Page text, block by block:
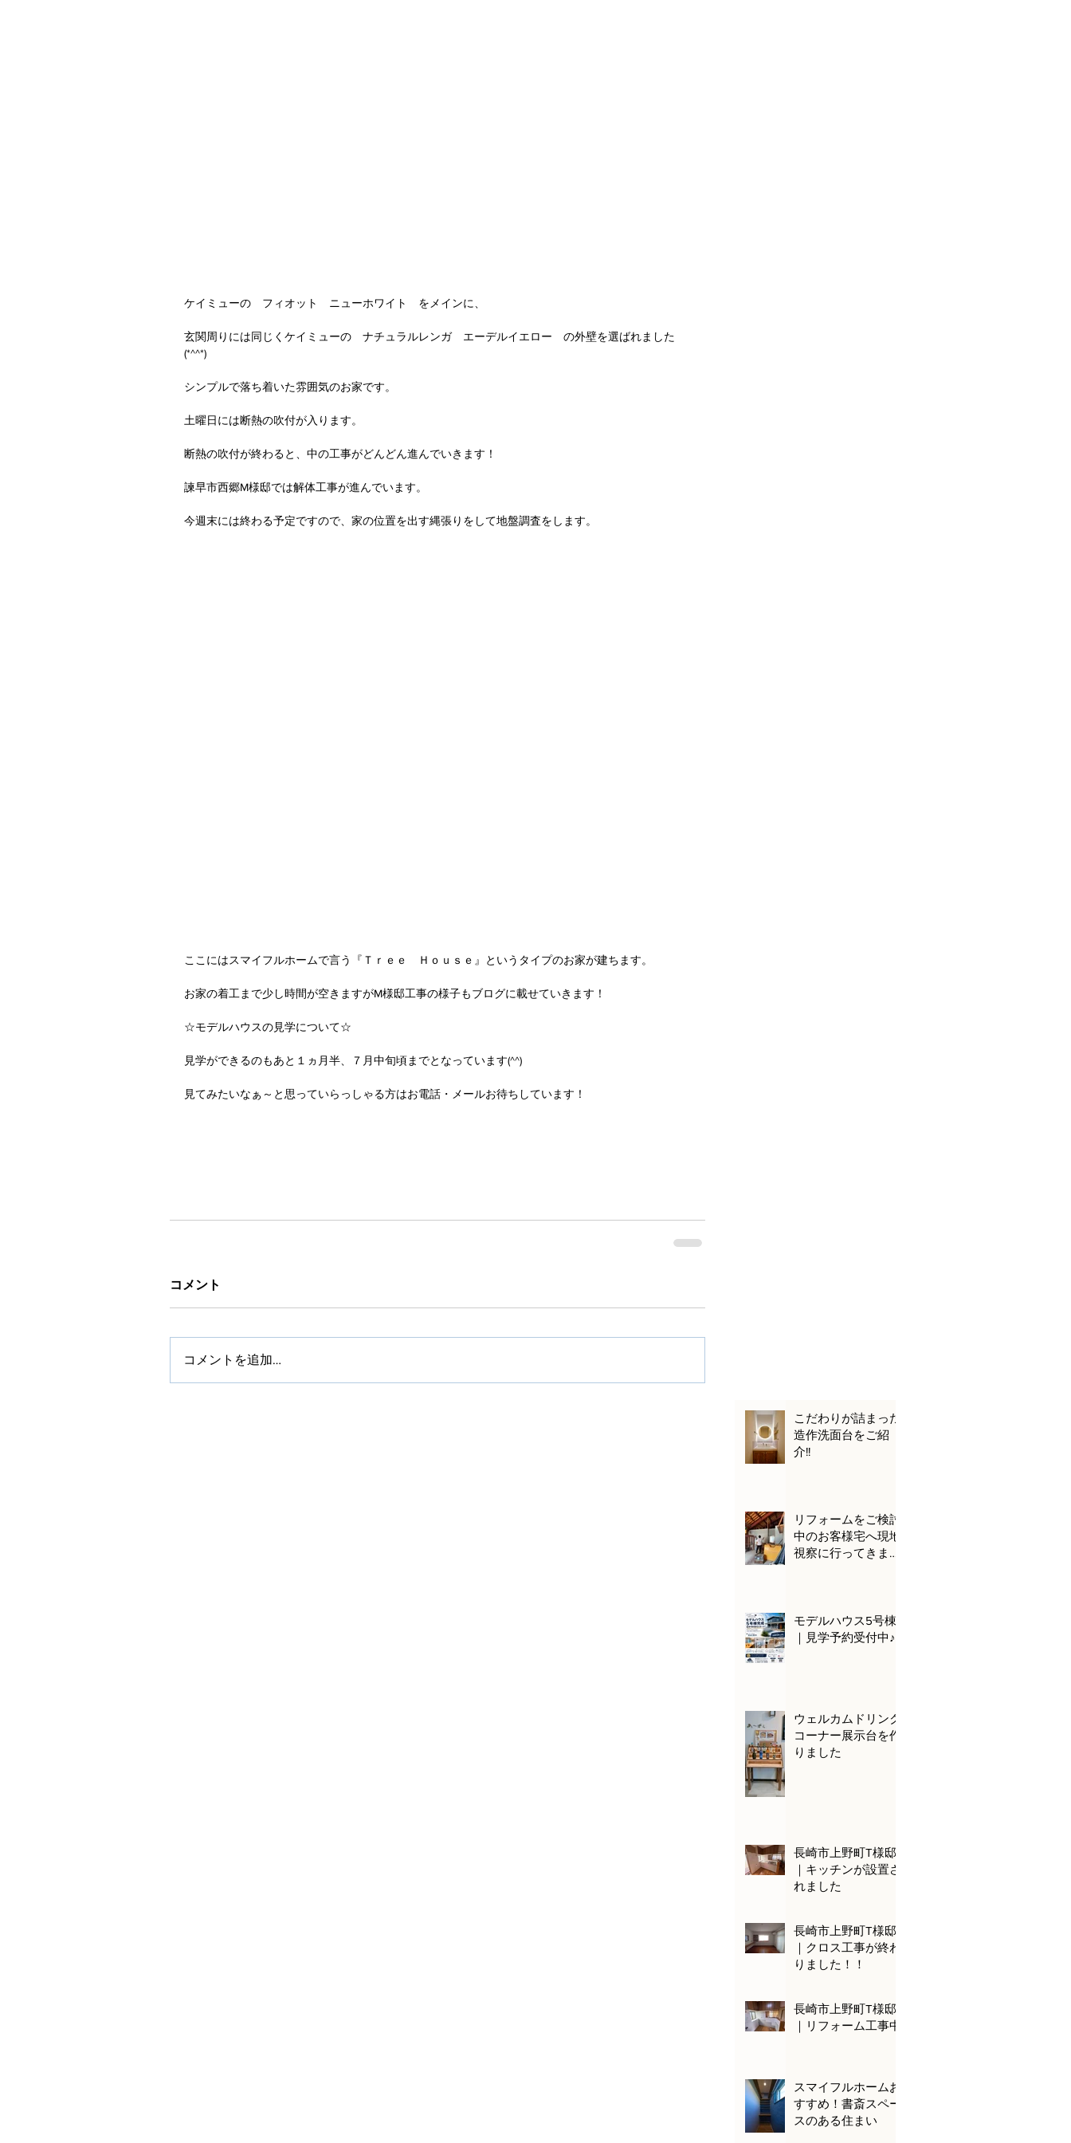
ケイミューの　フィオット　ニューホワイト　をメインに、
玄関周りには同じくケイミューの　ナチュラルレンガ　エーデルイエロー　の外壁を選ばれました
(*^^*)
シンプルで落ち着いた雰囲気のお家です。
土曜日には断熱の吹付が入ります。
断熱の吹付が終わると、中の工事がどんどん進んでいきます！
諫早市西郷M様邸では解体工事が進んでいます。
今週末には終わる予定ですので、家の位置を出す縄張りをして地盤調査をします。
ここにはスマイフルホームで言う『Ｔｒｅｅ　Ｈｏｕｓｅ』というタイプのお家が建ちます。
お家の着工まで少し時間が空きますがM様邸工事の様子もブログに載せていきます！
☆モデルハウスの見学について☆
見学ができるのもあと１ヵ月半、７月中旬頃までとなっています(^^)
見てみたいなぁ～と思っていらっしゃる方はお電話・メールお待ちしています！
コメント
コメントを追加…
こだわりが詰まった
造作洗面台をご紹
介!!
リフォームをご検討
中のお客様宅へ現地
視察に行ってきまし
モデルハウス5号棟
｜見学予約受付中♪
ウェルカムドリンク
コーナー展示台を作
りました
長崎市上野町T様邸
｜キッチンが設置さ
れました
長崎市上野町T様邸
｜クロス工事が終わ
りました！！
長崎市上野町T様邸
｜リフォーム工事中
スマイフルホームお
すすめ！書斎スペー
スのある住まい